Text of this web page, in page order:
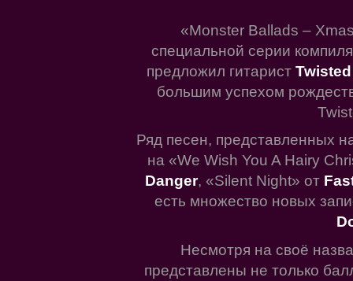
«Monster Ballads –
специальной серии
предложил гитарист
большим успехом
Ряд песен, представленных
на «We Wish You A Hairy
Danger, «Silent Night» от
есть множество новых
Несмотря на своё
представлены не только